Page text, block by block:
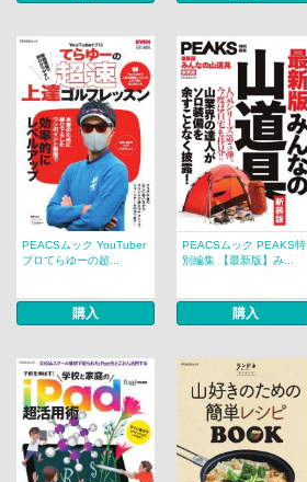
PEACSムック YouTuber
プロてらゆーの超...
購入
PEACSムック PEAKS特
別編集 【最新版】み...
購入